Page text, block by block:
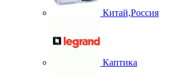
Китай,Россия
Каптика